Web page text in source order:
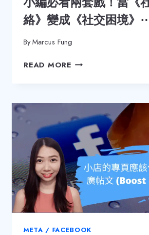
程
及
風
絡》變成《社交困境
ByMarcus Fung
READ MORE 小
套
戲！
當
《社
交
網
絡》
變
成
《社
META / FACEBOOK